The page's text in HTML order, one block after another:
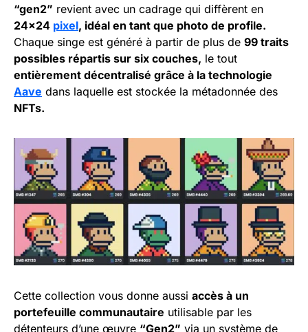
“gen2” revient avec un cadrage qui diffèrent en
24×24 pixel, idéal en tant que photo de profile.
Chaque singe est généré à partir de plus de 99 traits
possibles répartis sur six couches, le tout
entièrement décentralisé grâce à la technologie
Aave dans laquelle est stockée la métadonnée des
NFTs.
Cette collection vous donne aussi accès à un
portefeuille communautaire utilisable par les
détenteurs d’une œuvre “Gen2” via un système de